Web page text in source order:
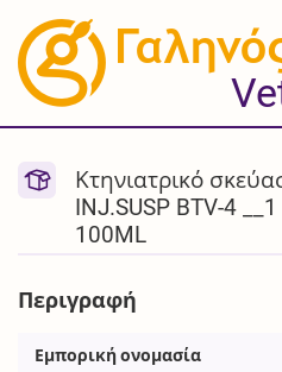
Κτηνιατρικό
INJ.SUSP BTV-4
100ML
Περιγραφή
Εμπορική ονομασία